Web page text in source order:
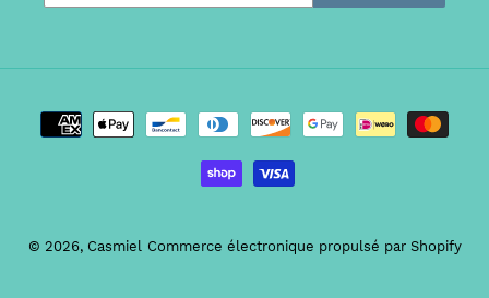
Moyens
de
paiement
© 2026, Casmiel Commerce électronique propulsé par Shopify